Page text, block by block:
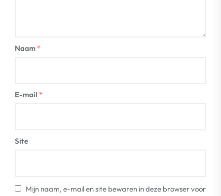
Naam *
E-mail *
Site
Mijn naam, e-mail en site bewaren in deze browser voor